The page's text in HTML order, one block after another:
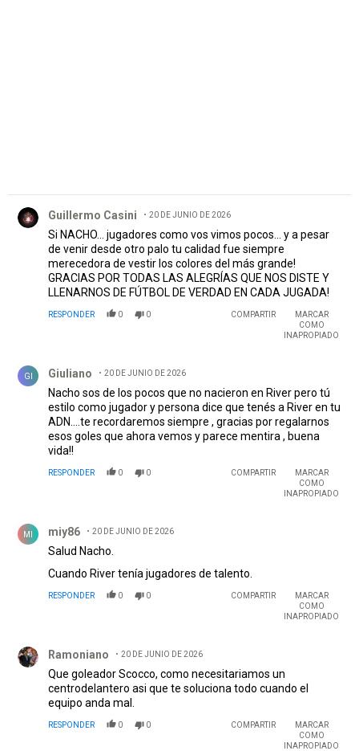
Guillermo Casini 20 DE JUNIO DE 2026
Si NACHO... jugadores como vos vimos pocos... y a pesar
de venir desde otro palo tu calidad fue siempre
merecedora de vestir los colores del más grande!
GRACIAS POR TODAS LAS ALEGRÍAS QUE NOS DISTE Y
LLENARNOS DE FÚTBOL DE VERDAD EN CADA JUGADA!
RESPONDER 0 0 COMPARTIR
MARCAR
COMO
INAPROPIADO
GI Giuliano 20 DE JUNIO DE 2026
Nacho sos de los pocos que no nacieron en River pero tú
estilo como jugador y persona dice que tenés a River en tu
ADN....te recordaremos siempre , gracias por regalarnos
esos goles que ahora vemos y parece mentira , buena
vida!!
RESPONDER 0 0 COMPARTIR
MARCAR
COMO
INAPROPIADO
MI miy86 20 DE JUNIO DE 2026
Salud Nacho.
Cuando River tenía jugadores de talento.
RESPONDER 0 0 COMPARTIR
MARCAR
COMO
INAPROPIADO
Ramoniano 20 DE JUNIO DE 2026
Que goleador Scocco, como necesitariamos un
centrodelantero asi que te soluciona todo cuando el
equipo anda mal.
RESPONDER 0 0 COMPARTIR
MARCAR
COMO
INAPROPIADO